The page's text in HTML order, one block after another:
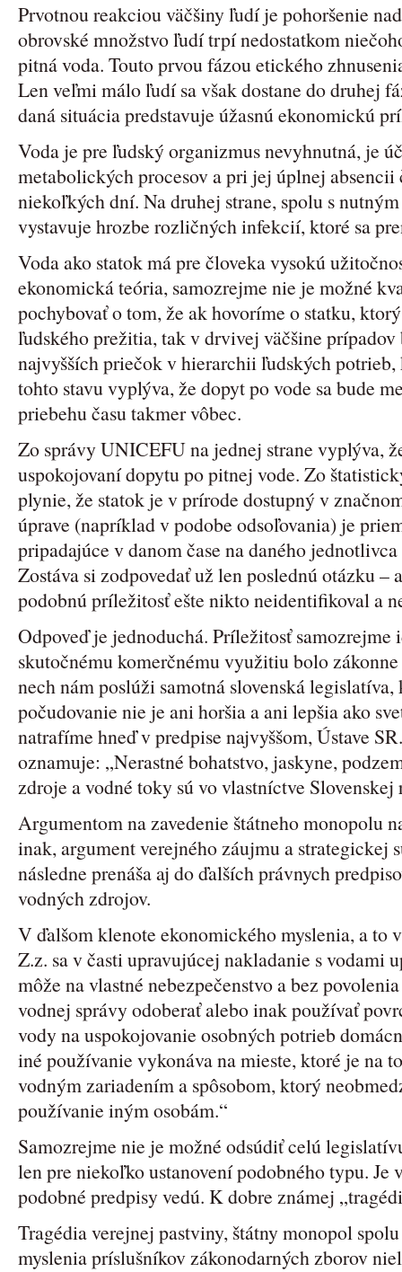
Prvotnou reakciou väčšiny ľudí je pohoršenie
obrovské množstvo ľudí trpí nedostatkom
pitná voda. Touto prvou fázou etického
Len veľmi málo ľudí sa však dostane do druhej
daná situácia predstavuje úžasnú ekonomickú
Voda je pre ľudský organizmus nevyhnutná, je
metabolických procesov a pri jej úplnej
niekoľkých dní. Na druhej strane, spolu s
vystavuje hrozbe rozličných infekcií, ktoré sa
Voda ako statok má pre človeka vysokú
ekonomická teória, samozrejme nie je možné
pochybovať o tom, že ak hovoríme o statku,
ľudského prežitia, tak v drvivej väčšine prípadov
najvyšších priečok v hierarchii ľudských
tohto stavu vyplýva, že dopyt po vode sa bude
priebehu času takmer vôbec.
Zo správy UNICEFU na jednej strane vyplýva,
uspokojovaní dopytu po pitnej vode. Zo
plynie, že statok je v prírode dostupný v
úprave (napríklad v podobe odsoľovania) je
pripadajúce v danom čase na daného
Zostáva si zodpovedať už len poslednú otázku –
podobnú príležitosť ešte nikto neidentifikoval a
Odpoveď je jednoduchá. Príležitosť
skutočnému komerčnému využitiu bolo
nech nám poslúži samotná slovenská
počudovanie nie je ani horšia a ani lepšia ako
natrafíme hneď v predpise najvyššom, Ústave
oznamuje: „Nerastné bohatstvo, jaskyne,
zdroje a vodné toky sú vo vlastníctve Slovenskej
Argumentom na zavedenie štátneho monopolu
inak, argument verejného záujmu a strategickej
následne prenáša aj do ďalších právnych
vodných zdrojov.
V ďalšom klenote ekonomického myslenia, a to
Z.z. sa v časti upravujúcej nakladanie s vodami
môže na vlastné nebezpečenstvo a bez
vodnej správy odoberať alebo inak používať
vody na uspokojovanie osobných potrieb
iné používanie vykonáva na mieste, ktoré je na
vodným zariadením a spôsobom, ktorý
používanie iným osobám.“
Samozrejme nie je možné odsúdiť celú
len pre niekoľko ustanovení podobného typu. Je
podobné predpisy vedú. K dobre známej
Tragédia verejnej pastviny, štátny monopol
myslenia príslušníkov zákonodarných zborov